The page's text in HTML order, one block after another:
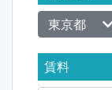
東京都
賃料